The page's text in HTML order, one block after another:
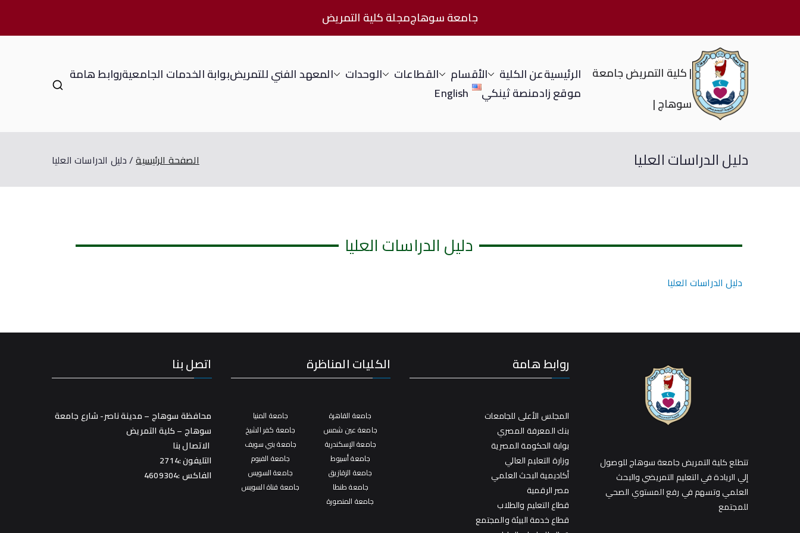
جامعة سوهاجمجلة كلية التمريض
| كلية التمريض جامعة
سوهاج |
الرئيسيةعن الكلية الأقسام القطاعات الوحدات المعهد الفني للتمريضبوابة الخدمات الجامعيةروابط هامة
موقع زادمنصة ثينكي English
دليل الدراسات العليا الصفحة الرئيسية دليل الدراسات العليا
دليل الدراسات العليا
دليل الدراسات العليا
تتطلع كلية التمريض جامعة سوهاج للوصول
إلي الريادة في التعليم التمريضي والبحث
العلمي وتسهم في رفع المستوي الصحي
للمجتمع
روابط هامة
المجلس الأعلى للجامعات
بنك المعرفة المصري
بوابة الحكومة المصرية
وزارة التعليم العالي
أكاديمية البحث العلمي
مصر الرقمية
قطاع التعليم والطلاب
قطاع خدمة البيئة والمجتمع
الكليات المناظرة
جامعة القاهرة
جامعة عين شمس
جامعة الإسكندرية
جامعة أسيوط
جامعة الزقازيق
جامعة طنطا
جامعة المنصورة
جامعة المنيا
جامعة كفر الشيخ
جامعة بني سويف
جامعة الفيوم
جامعة السويس
جامعة قناة السويس
اتصل بنا
محافظة سوهاج – مدينة ناصر- شارع جامعة
سوهاج – كلية التمريض
الاتصال بنا
التليفون :2714
الفاكس :4609304